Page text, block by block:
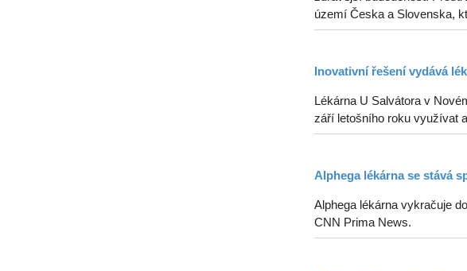
území Česka a Slovenska,
Inovativní řešení vydává
Lékárna U Salvátora v
září letošního roku využívat
Alphega lékárna se stává
Alphega lékárna vykračuje
CNN Prima News.